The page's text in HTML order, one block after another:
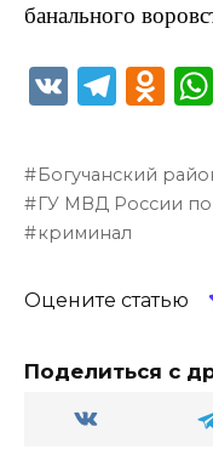
банального
V
T
e
g
ra
O
n
o
ss
ni
ki
Богучанский
ГУ МВД России
криминал
Оцените статью
Поделиться с